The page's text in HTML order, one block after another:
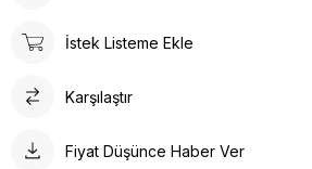
İstek Listeme Ekle
Karşılaştır
Fiyat Düşünce Haber Ver